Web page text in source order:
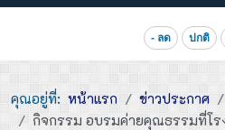
- ลด ปกติ
คุณอยู่ที่: หน้าแรก ข่าวประกาศ
กิจกรรม อบรมค่ายคุณธรรมที่โ